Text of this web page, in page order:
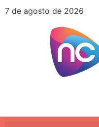
7 de agosto de 2026